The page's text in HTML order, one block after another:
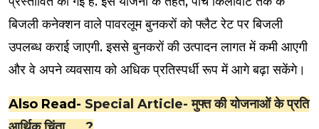
बिजली कनेक्शन वाले पावरलूम बुनकरों को फ्लैट रेट पर बिजली
उपलब्ध कराई जाएगी. इससे बुनकरों की उत्पादन लागत में कमी आएगी
और वे अपने व्यवसाय को अधिक प्रतिस्पर्धी रूप में आगे बढ़ा सकेंगे।
Also Read- Special Article- मुफ्त की योजनाओं के प्रति